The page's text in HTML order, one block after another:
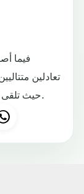
فيما
تعادلين
حيث تلقى الخسارة في سبع مباريات وتعادل في ست.